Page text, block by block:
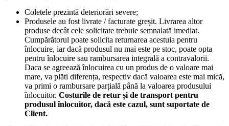
Coletele prezintă deteriorări severe;
Produsele au fost livrate / facturate greșit. Livrarea altor
produse decât cele solicitate trebuie semnalată imediat.
Cumpărătorul poate solicita returnarea acestuia pentru
înlocuire, iar dacă produsul nu mai este pe stoc, poate opta
pentru înlocuire sau rambursarea integrală a contravalorii.
Daca se agreează înlocuirea cu un produs de o valoare mai
mare, va plăti diferența, respectiv dacă valoarea este mai mică,
va primi o rambursare parțială până la valoarea produsului
înlocuitor. Costurile de retur și de transport pentru
produsul înlocuitor, dacă este cazul, sunt suportate de
Client.